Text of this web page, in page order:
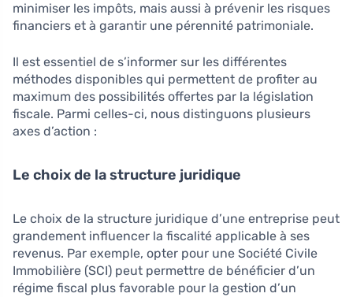
minimiser les impôts, mais aussi à prévenir les risques
financiers et à garantir une pérennité patrimoniale.
Il est essentiel de s’informer sur les différentes
méthodes disponibles qui permettent de profiter au
maximum des possibilités offertes par la législation
fiscale. Parmi celles-ci, nous distinguons plusieurs
axes d’action :
Le choix de la structure juridique
Le choix de la structure juridique d’une entreprise peut
grandement influencer la fiscalité applicable à ses
revenus. Par exemple, opter pour une Société Civile
Immobilière (SCI) peut permettre de bénéficier d’un
régime fiscal plus favorable pour la gestion d’un